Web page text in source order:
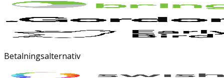
Betalningsalternativ